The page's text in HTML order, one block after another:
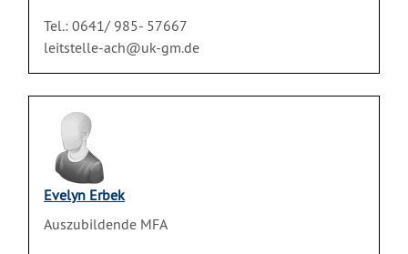
Tel.: 0641/ 985- 57667
leitstelle-ach@uk-gm.de
Evelyn Erbek
Auszubildende MFA